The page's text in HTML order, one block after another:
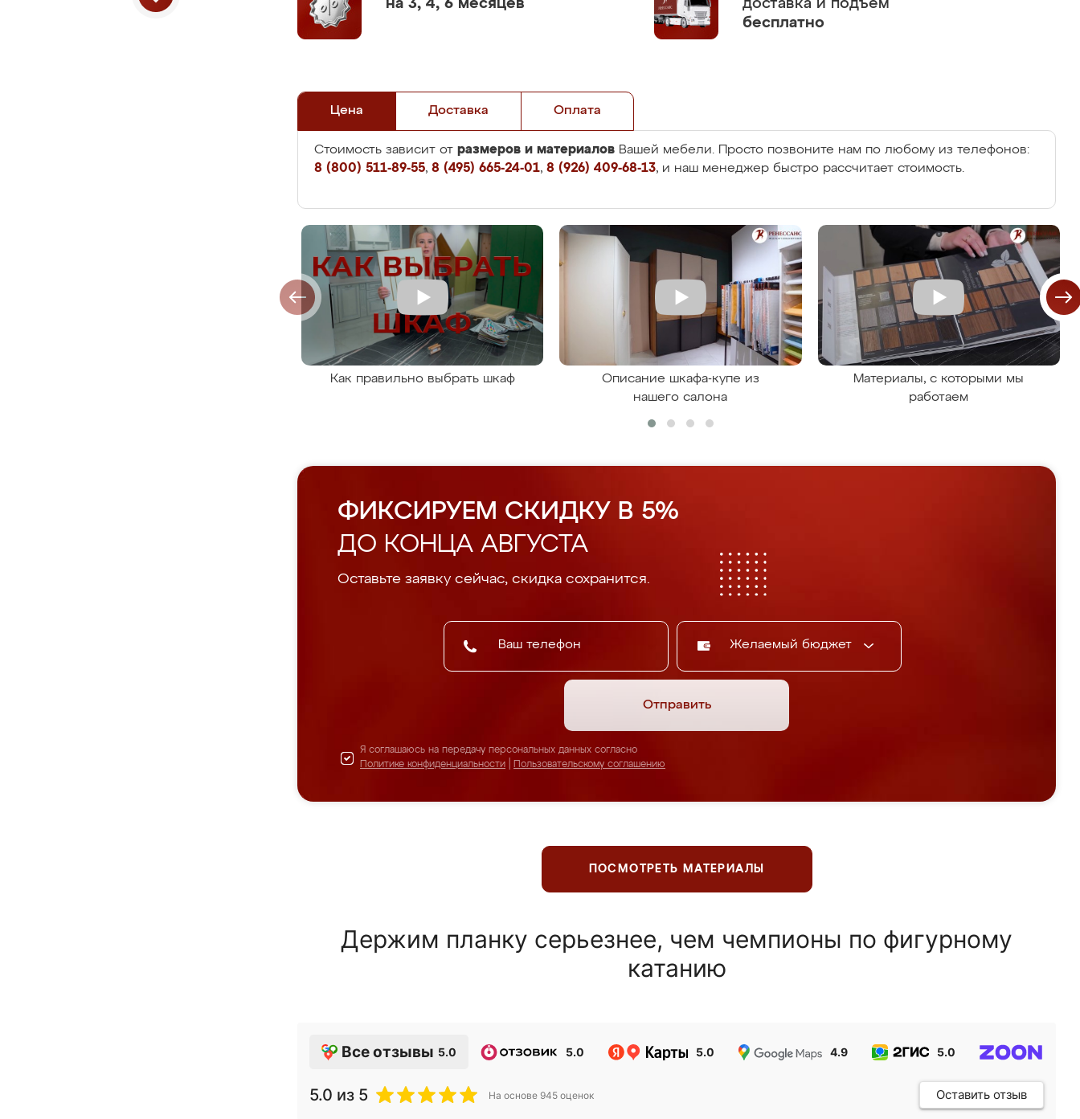
на 3, 4, 6 месяцев
доставка и подъем
бесплатно
Цена Доставка Оплата
Стоимость зависит от размеров и материалов Вашей мебели. Просто позвоните нам по любому из телефонов:
8 (800) 511-89-55, 8 (495) 665-24-01, 8 (926) 409-68-13, и наш менеджер быстро рассчитает стоимость.
Как правильно выбрать шкаф
Описание шкафа-купе из
нашего салона
Материалы, с которыми мы
работаем
ФИКСИРУЕМ СКИДКУ В 5%
ДО КОНЦА АВГУСТА
Оставьте заявку сейчас, скидка сохранится.
Желаемый бюджет
Отправить
Я соглашаюсь на передачу персональных данных согласно
Политике конфиденциальности
Пользовательскому соглашению
ПОСМОТРЕТЬ МАТЕРИАЛЫ
Держим планку серьезнее, чем чемпионы по фигурному
катанию
Все отзывы 5.0 5.0 5.0 4.9 5.0
5.0 из 5 На основе 945 оценок Оставить отзыв